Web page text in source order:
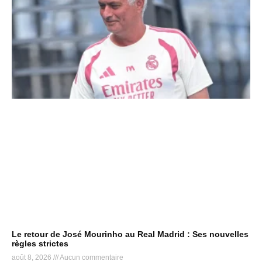
Le retour de José Mourinho au Real Madrid : Ses nouvelles
règles strictes
août 8, 2026 Aucun commentaire